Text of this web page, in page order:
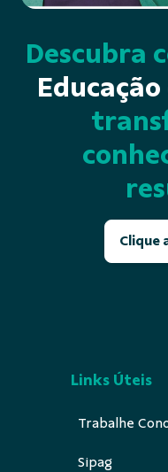
Descubra
Clique
Links Úteis
Trabalhe
Sipag